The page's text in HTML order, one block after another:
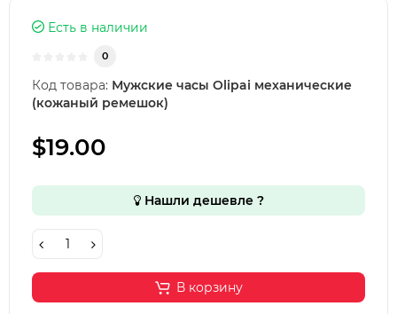
Есть в наличии
0
Код товара: Мужские часы Olipai механические
(кожаный ремешок)
$19.00
Нашли дешевле ?
В корзину